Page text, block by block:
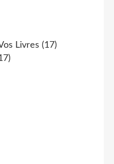
Livres (17)